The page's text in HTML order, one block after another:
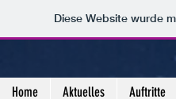
Diese Website wurde
Home Aktuelles Auftritte